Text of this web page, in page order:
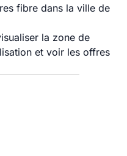
fibre dans la ville de
la zone de
et voir les offres